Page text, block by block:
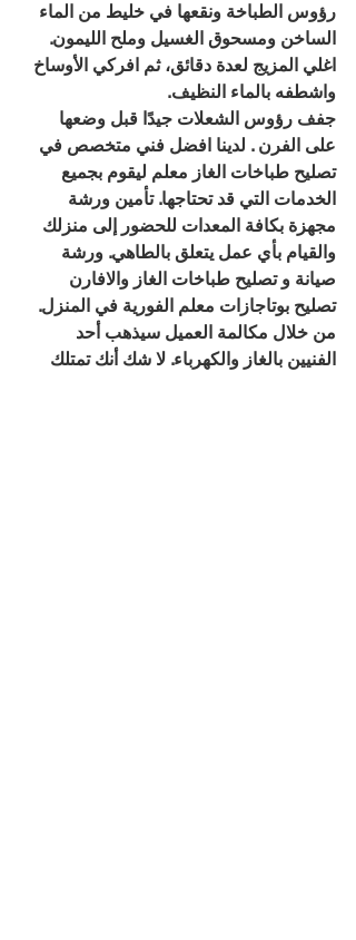
رؤوس الطباخة ونقعها في خليط من الماء
الساخن ومسحوق الغسيل وملح الليمون.
اغلي المزيج لعدة دقائق، ثم افركي الأوساخ
واشطفه بالماء النظيف.
جفف رؤوس الشعلات جيدًا قبل وضعها
على الفرن . لدينا افضل فني متخصص في
تصليح طباخات الغاز معلم ليقوم بجميع
الخدمات التي قد تحتاجها. تأمين ورشة
مجهزة بكافة المعدات للحضور إلى منزلك
والقيام بأي عمل يتعلق بالطاهي. ورشة
صيانة و تصليح طباخات الغاز والافارن
تصليح بوتاجازات معلم الفورية في المنزل.
من خلال مكالمة العميل سيذهب أحد
الفنيين بالغاز والكهرباء. لا شك أنك تمتلك